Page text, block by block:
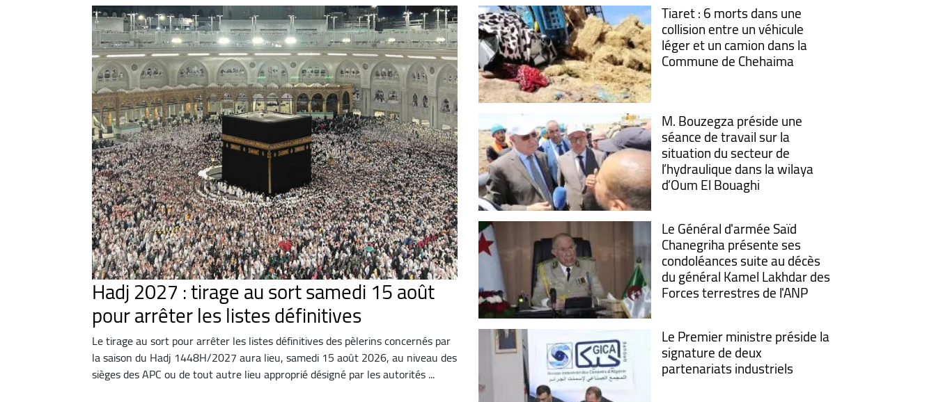
Hadj 2027 : tirage au sort samedi 15 août
pour arrêter les listes définitives
Le tirage au sort pour arrêter les listes définitives des pèlerins concernés par
la saison du Hadj 1448H/2027 aura lieu, samedi 15 août 2026, au niveau des
sièges des APC ou de tout autre lieu approprié désigné par les autorités ...
Tiaret : 6 morts dans une
collision entre un véhicule
léger et un camion dans la
Commune de Chehaima
M. Bouzegza préside une
séance de travail sur la
situation du secteur de
l’hydraulique dans la wilaya
d’Oum El Bouaghi
Le Général d'armée Saïd
Chanegriha présente ses
condoléances suite au décès
du général Kamel Lakhdar des
Forces terrestres de l'ANP
Le Premier ministre préside la
signature de deux
partenariats industriels